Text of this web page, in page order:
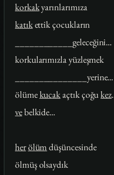
korkakyarınlarımıza
katıkettik çocukların
____________geleceğini...
korkularımızla yüzleşmek
_______________yerine...
ölümekucakaçtık çoğukez.
vebelkide...
herölümdüşüncesinde
ölmüş olsaydık